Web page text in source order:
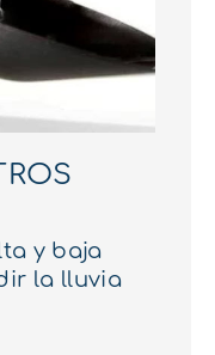
y baja
la lluvia